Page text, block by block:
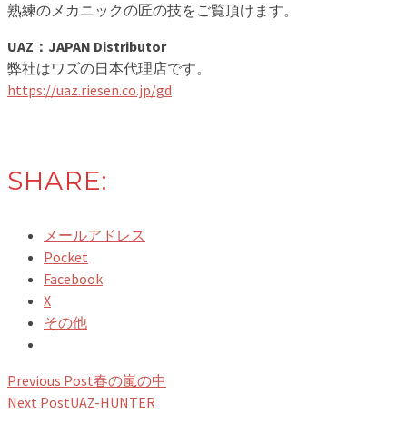
熟練のメカニックの匠の技をご覧頂けます。
UAZ：JAPAN Distributor
弊社はワズの日本代理店です。
https://uaz.riesen.co.jp/gd
SHARE:
メールアドレス
Pocket
Facebook
X
その他
Previous Post春の嵐の中
Next PostUAZ-HUNTER